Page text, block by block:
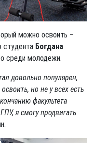
можно освоить –
студента Богдана
среди молодежи.
довольно популярен,
но не у всех есть
факультета
я смогу продвигать